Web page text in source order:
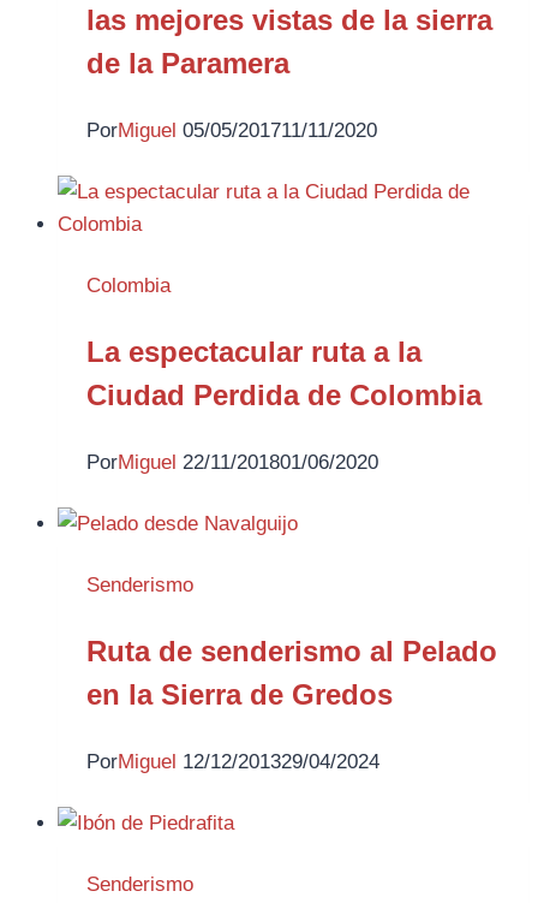
las mejores vistas de la sierra
de la Paramera
PorMiguel 05/05/201711/11/2020
Colombia
La espectacular ruta a la
Ciudad Perdida de Colombia
PorMiguel 22/11/201801/06/2020
Senderismo
Ruta de senderismo al Pelado
en la Sierra de Gredos
PorMiguel 12/12/201329/04/2024
Senderismo